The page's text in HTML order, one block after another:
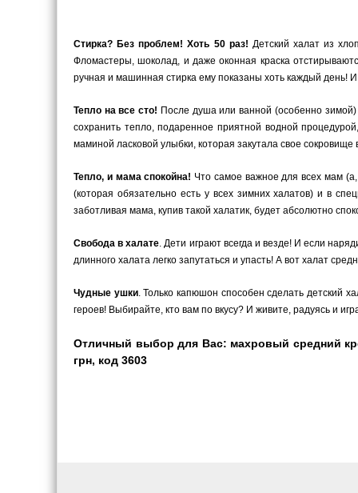
Стирка? Без проблем! Хоть 50 раз! Детский халат из
Фломастеры, шоколад, и даже оконная краска
ручная и машинная стирка ему показаны хоть каждый день!
Тепло на все сто! После душа или ванной (особенно
сохранить тепло, подаренное приятной водной
маминой ласковой улыбки, которая закутала свое
Тепло, и мама спокойна! Что самое важное для всех мам
(которая обязательно есть у всех зимних халатов) и в
заботливая мама, купив такой халатик, будет абсолютно
Свобода в халате. Дети играют всегда и везде! И если
длинного халата легко запутаться и упасть! А вот халат
Чудные ушки. Только капюшон способен сделать детский
героев! Выбирайте, кто вам по вкусу? И живите, радуясь и
Отличный выбор для Вас: махровый средний
грн, код 3603